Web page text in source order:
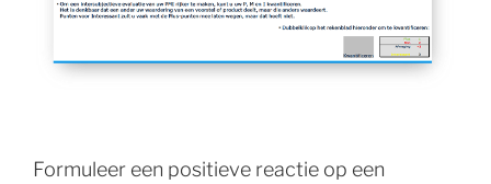
Formuleer een positieve reactie op een